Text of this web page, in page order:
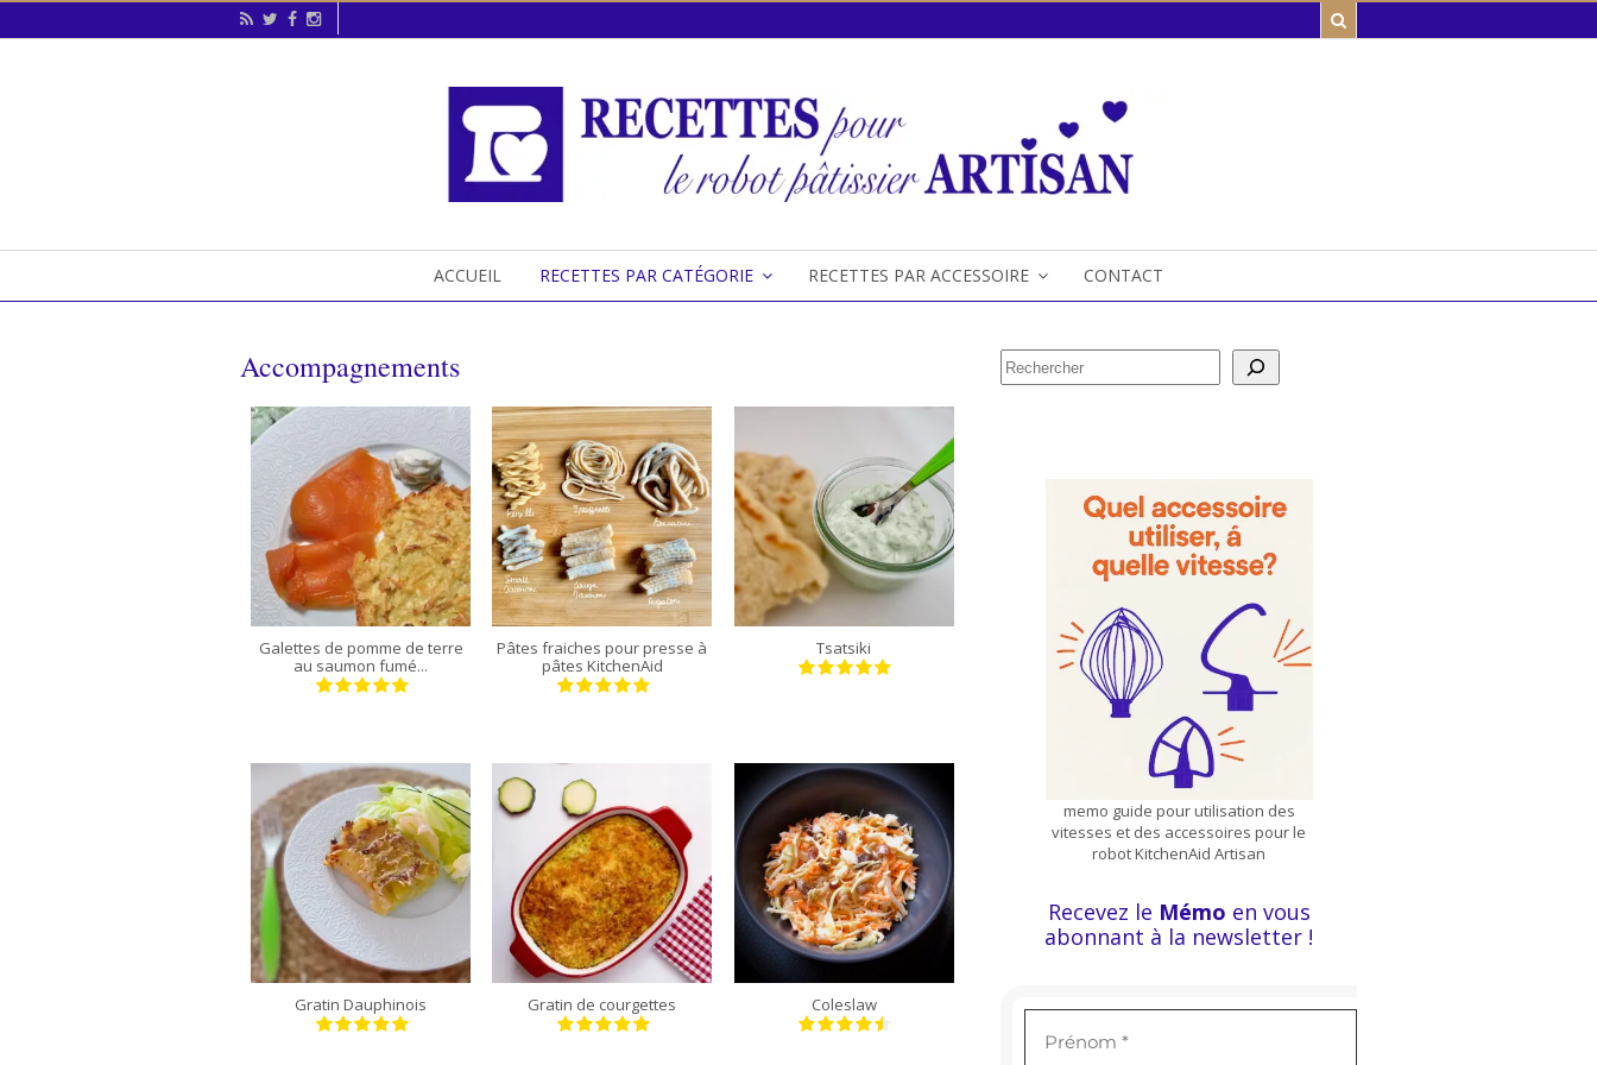
ACCUEIL RECETTES PAR CATÉGORIE RECETTES PAR ACCESSOIRE CONTACT
Accompagnements
4 personnes
35 Min
Galettes de pomme de terre
au saumon fumé...
3 à 4
personnes
Pâtes fraiches pour presse à
pâtes KitchenAid
4 personnes
Tsatsiki
4 personnes
1 Min
Gratin Dauphinois
4 personnes
Gratin de courgettes
4 personnes
Coleslaw
Rechercher
memo guide pour utilisation des
vitesses et des accessoires pour le
robot KitchenAid Artisan
Recevez le Mémo en vous
abonnant à la newsletter !